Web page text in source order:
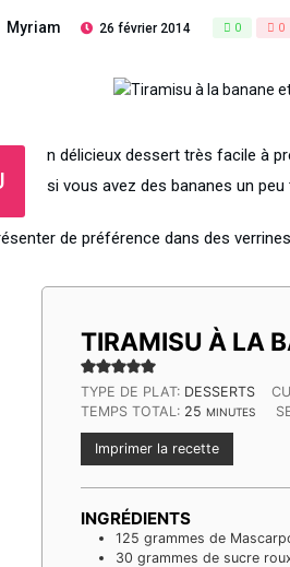
Myriam 26 février 2014 0 0
n délicieux dessert très facile à
si vous avez des bananes un peu
de préférence dans des
TIRAMISU À LA
TYPE DE PLAT: DESSERTS
TEMPS TOTAL: 25 MINUTES
MINUTES
Imprimer la recette
INGRÉDIENTS
125 grammes de
30 grammes de sucre